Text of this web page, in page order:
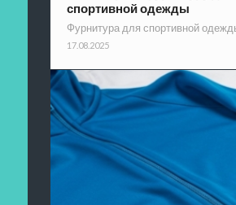
спортивной одежды
Фурнитура для спортивной
17.08.2025